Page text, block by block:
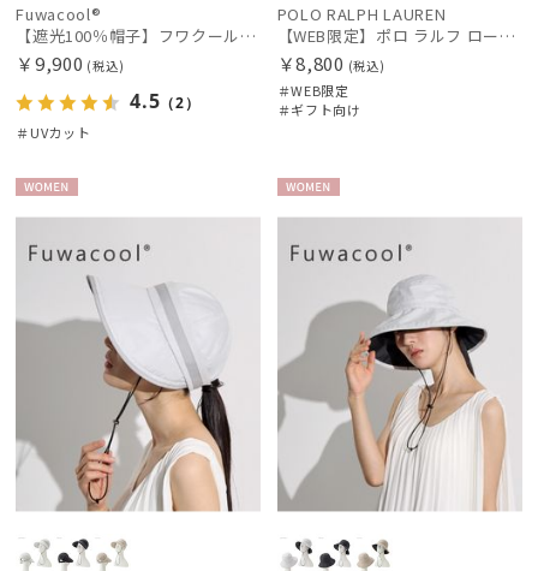
Fuwacool®
【遮光100％帽子】フワクール® (Fuwacool®) ローラブルハット 遮光100 UV100
￥9,900 (税込)
4.5 （2）
＃UVカット
POLO RALPH LAUREN
【WEB限定】ポロ ラルフ ローレン（POLO RALPH LAUREN）遮光レインハット ポロベア
￥8,800 (税込)
＃WEB限定
＃ギフト向け